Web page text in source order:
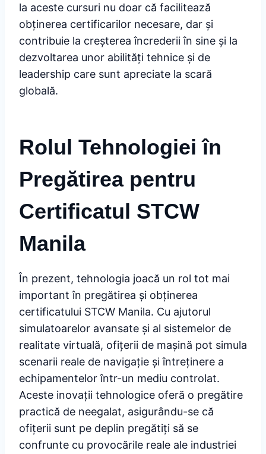
la aceste cursuri nu doar că facilitează
obținerea certificarilor necesare, dar și
contribuie la creșterea încrederii în sine și la
dezvoltarea unor abilități tehnice și de
leadership care sunt apreciate la scară
globală.
Rolul Tehnologiei în
Pregătirea pentru
Certificatul STCW
Manila
În prezent, tehnologia joacă un rol tot mai
important în pregătirea și obținerea
certificatului STCW Manila. Cu ajutorul
simulatoarelor avansate și al sistemelor de
realitate virtuală, ofițerii de mașină pot simula
scenarii reale de navigație și întreținere a
echipamentelor într-un mediu controlat.
Aceste inovații tehnologice oferă o pregătire
practică de neegalat, asigurându-se că
ofițerii sunt pe deplin pregătiți să se
confrunte cu provocările reale ale industriei